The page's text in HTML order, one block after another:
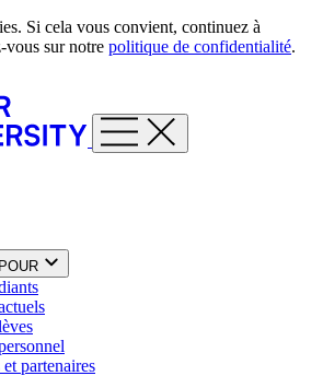
Si cela vous convient, continuez à
vous sur notre politique de confidentialité.
partenaires